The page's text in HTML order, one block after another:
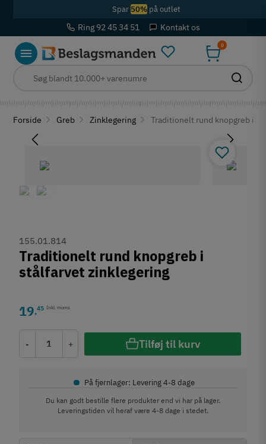
Spar 50%på outlet
Ring 92 45 34 51 Kontakt os
0
Forside Greb Zinklegering Traditionelt rund knopgreb i
155.01.814
Traditionelt rund knopgreb i
stålfarvet zinklegering
19,45 Inkl. moms
- + Tilføj til kurv
• På fjernlager: Levering 4-8 dage
Du kan godt bestille flere produkter end vi har på lager.
Leveringstiden vil heraf være 4-8 dage i stedet.